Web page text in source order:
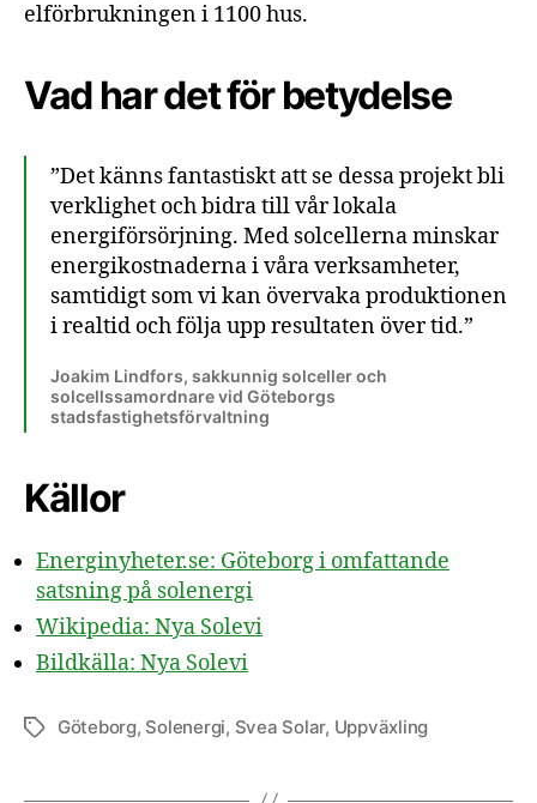
elförbrukningen i 1100 hus.
Vad har det för betydelse
”Det känns fantastiskt att se dessa projekt bli
verklighet och bidra till vår lokala
energiförsörjning. Med solcellerna minskar
energikostnaderna i våra verksamheter,
samtidigt som vi kan övervaka produktionen
i realtid och följa upp resultaten över tid.”
Joakim Lindfors, sakkunnig solceller och
solcellssamordnare vid Göteborgs
stadsfastighetsförvaltning
Källor
Energinyheter.se: Göteborg i omfattande
satsning på solenergi
Wikipedia: Nya Solevi
Bildkälla: Nya Solevi
EtiketterGöteborg, Solenergi, Svea Solar, Uppväxling